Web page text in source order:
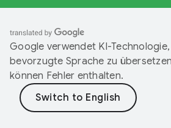
Google verwendet KI-
bevorzugte Sprache zu
können Fehler enthalten.